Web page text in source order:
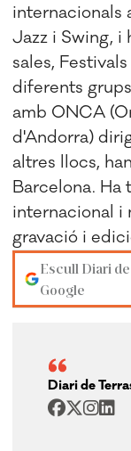
internacionals
Jazz i Swing, i
sales,
diferents
amb ONCA
d'Andorra)
altres llocs,
Barcelona. Ha
internacional i
gravació i
Escull Diari
Google
Diari de